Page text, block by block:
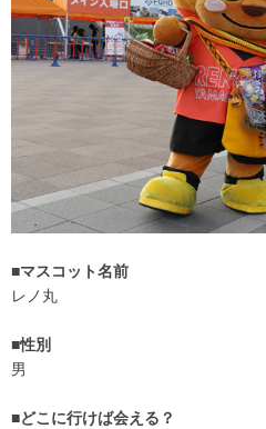
■マスコット名前
レノ丸
■性別
男
■どこに行けば会える？